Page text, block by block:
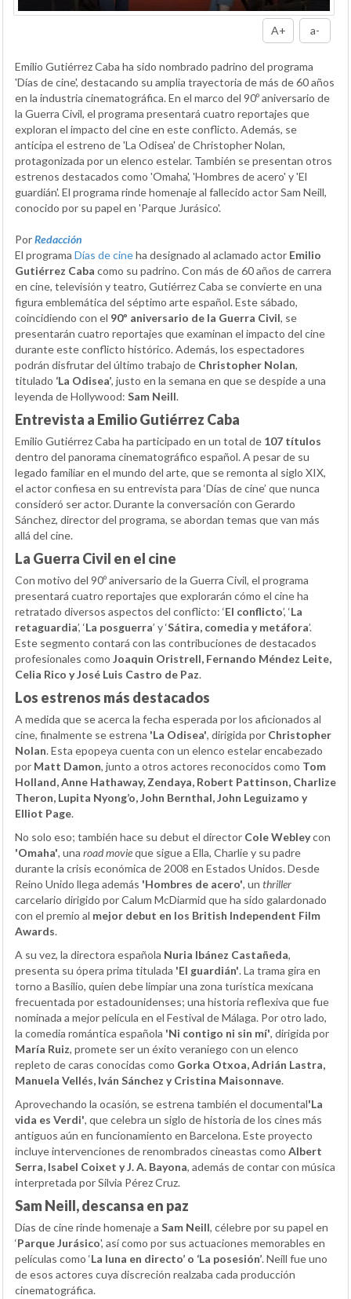
A+ a-
Emilio Gutiérrez Caba ha sido nombrado padrino del programa
'Días de cine', destacando su amplia trayectoria de más de 60 años
en la industria cinematográfica. En el marco del 90º aniversario de
la Guerra Civil, el programa presentará cuatro reportajes que
exploran el impacto del cine en este conflicto. Además, se
anticipa el estreno de 'La Odisea' de Christopher Nolan,
protagonizada por un elenco estelar. También se presentan otros
estrenos destacados como 'Omaha', 'Hombres de acero' y 'El
guardián'. El programa rinde homenaje al fallecido actor Sam Neill,
conocido por su papel en 'Parque Jurásico'.
PorRedacción
El programa Días de cineha designado al aclamado actor Emilio
Gutiérrez Caba como su padrino. Con más de 60 años de carrera
en cine, televisión y teatro, Gutiérrez Caba se convierte en una
figura emblemática del séptimo arte español. Este sábado,
coincidiendo con el 90º aniversario de la Guerra Civil, se
presentarán cuatro reportajes que examinan el impacto del cine
durante este conflicto histórico. Además, los espectadores
podrán disfrutar del último trabajo de Christopher Nolan,
titulado ‘La Odisea’, justo en la semana en que se despide a una
leyenda de Hollywood: Sam Neill.
Entrevista a Emilio Gutiérrez Caba
Emilio Gutiérrez Caba ha participado en un total de 107 títulos
dentro del panorama cinematográfico español. A pesar de su
legado familiar en el mundo del arte, que se remonta al siglo XIX,
el actor confiesa en su entrevista para ‘Días de cine’ que nunca
consideró ser actor. Durante la conversación con Gerardo
Sánchez, director del programa, se abordan temas que van más
allá del cine.
La Guerra Civil en el cine
Con motivo del 90º aniversario de la Guerra Civil, el programa
presentará cuatro reportajes que explorarán cómo el cine ha
retratado diversos aspectos del conflicto: ‘El conflicto’, ‘La
retaguardia’, ‘La posguerra’ y ‘Sátira, comedia y metáfora’.
Este segmento contará con las contribuciones de destacados
profesionales como Joaquin Oristrell, Fernando Méndez Leite,
Celia Rico y José Luis Castro de Paz.
Los estrenos más destacados
A medida que se acerca la fecha esperada por los aficionados al
cine, finalmente se estrena 'La Odisea', dirigida por Christopher
Nolan. Esta epopeya cuenta con un elenco estelar encabezado
por Matt Damon, junto a otros actores reconocidos como Tom
Holland, Anne Hathaway, Zendaya, Robert Pattinson, Charlize
Theron, Lupita Nyong’o, John Bernthal, John Leguizamo y
Elliot Page.
No solo eso; también hace su debut el director Cole Webleycon
'Omaha', una road movieque sigue a Ella, Charlie y su padre
durante la crisis económica de 2008 en Estados Unidos. Desde
Reino Unido llega además 'Hombres de acero', un thriller
carcelario dirigido por Calum McDiarmid que ha sido galardonado
con el premio al mejor debut en los British Independent Film
Awards.
A su vez, la directora española Nuria Ibánez Castañeda,
presenta su ópera prima titulada 'El guardián'. La trama gira en
torno a Basilio, quien debe limpiar una zona turística mexicana
frecuentada por estadounidenses; una historia reflexiva que fue
nominada a mejor película en el Festival de Málaga. Por otro lado,
la comedia romántica española 'Ni contigo ni sin mí', dirigida por
María Ruiz, promete ser un éxito veraniego con un elenco
repleto de caras conocidas como Gorka Otxoa, Adrián Lastra,
Manuela Vellés, Iván Sánchez y Cristina Maisonnave.
Aprovechando la ocasión, se estrena también el documental'La
vida es Verdi', que celebra un siglo de historia de los cines más
antiguos aún en funcionamiento en Barcelona. Este proyecto
incluye intervenciones de renombrados cineastas como Albert
Serra, Isabel Coixet y J. A. Bayona, además de contar con música
interpretada por Silvia Pérez Cruz.
Sam Neill, descansa en paz
Días de cine rinde homenaje a Sam Neill, célebre por su papel en
‘Parque Jurásico', así como por sus actuaciones memorables en
películas como ‘La luna en directo’ o ‘La posesión’. Neill fue uno
de esos actores cuya discreción realzaba cada producción
cinematográfica.